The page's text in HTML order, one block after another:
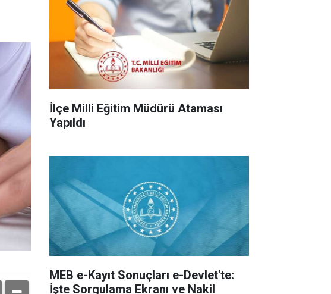
İlçe Milli Eğitim Müdürü Ataması
Yapıldı
MEB e-Kayıt Sonuçları e-Devlet'te:
İşte Sorgulama Ekranı ve Nakil